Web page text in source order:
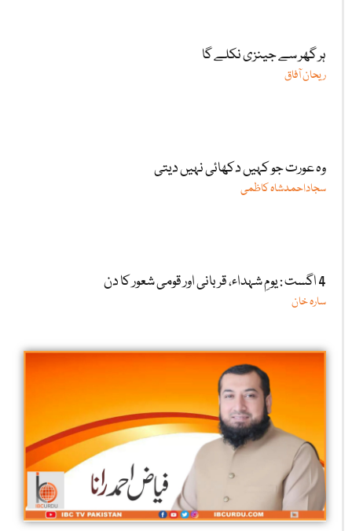
ہر گھر سے جینزی نکلے گا
ریحان آفاق
وہ عورت جو کہیں دکھائی نہیں دیتی
سجاداحمدشاہ کاظمی
4 اگست : یومِ شہداء، قربانی اور قومی شعور کا دن
سارہ خان